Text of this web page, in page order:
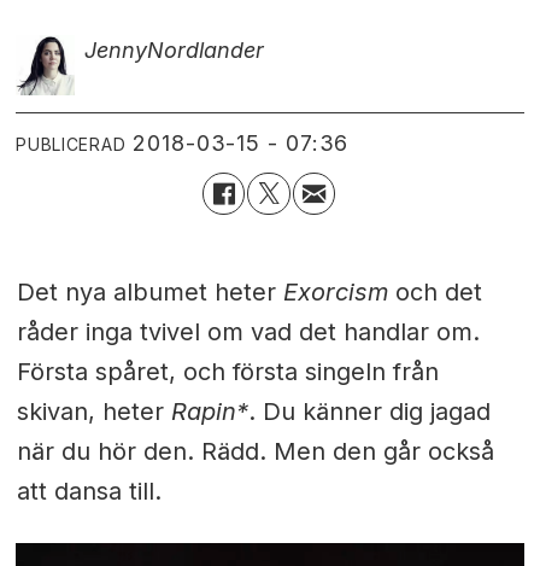
JennyNordlander
PUBLICERAD 2018-03-15 - 07:36
Det nya albumet heter Exorcismoch det
råder inga tvivel om vad det handlar om.
Första spåret, och första singeln från
skivan, heter Rapin*. Du känner dig jagad
när du hör den. Rädd. Men den går också
att dansa till.